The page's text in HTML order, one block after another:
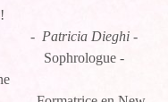
Patricia Dieghi -
-